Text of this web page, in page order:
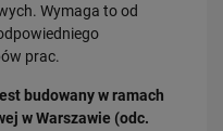
Wymaga to od
prac.
budowany w ramach
w Warszawie (odc.